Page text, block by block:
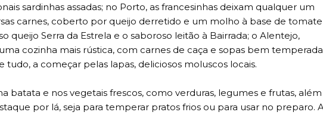
sardinhas assadas; no Porto, as francesinhas deixam qualquer um
carnes, coberto por queijo derretido e um molho à base de
queijo Serra da Estrela e o saboroso leitão à Bairrada; o Alentejo,
cozinha mais rústica, com carnes de caça e sopas bem
tudo, a começar pelas lapas, deliciosos moluscos locais.
batata e nos vegetais frescos, como verduras, legumes e frutas,
por lá, seja para temperar pratos frios ou para usar no preparo.